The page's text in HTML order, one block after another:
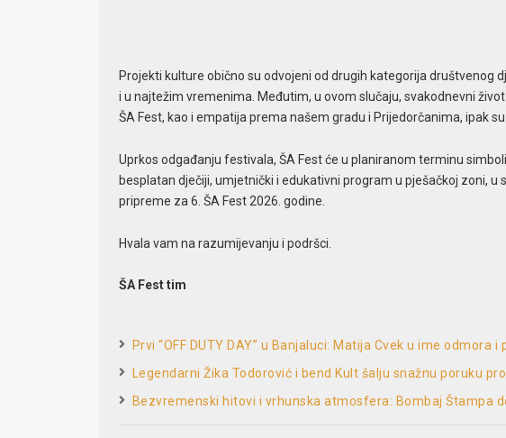
Projekti kulture obično su odvojeni od drugih kategorija društvenog
i u najtežim vremenima. Međutim, u ovom slučaju, svakodnevni
ŠA Fest, kao i empatija prema našem gradu i Prijedorčanima, ipak
Uprkos odgađanju festivala, ŠA Fest će u planiranom terminu
besplatan dječiji, umjetnički i edukativni program u pješačkoj zoni,
pripreme za 6. ŠA Fest 2026. godine.
Hvala vam na razumijevanju i podršci.
ŠA Fest tim
Prvi “OFF DUTY DAY” u Banjaluci: Matija Cvek u ime odmora
Legendarni Žika Todorović i bend Kult šalju snažnu poruku
Bezvremenski hitovi i vrhunska atmosfera: Bombaj Štampa